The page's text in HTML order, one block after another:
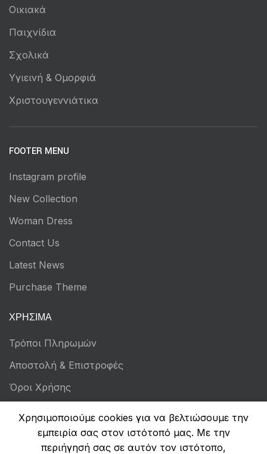
Οικιακά
Παιχνίδια
Σχολικά
Υγιεινή & Ομορφιά
Χριστουγεννιάτικα
FOOTER MENU
Instagram profile
New Collection
Woman Dress
Contact Us
Latest News
Purchase Theme
ΧΡΉΣΙΜΑ
Τρόποι Πληρωμών
Αποστολή & Επιστροφές
Όροι Χρήσης
Ασφάλεια Συναλλαγών
Χρησιμοποιούμε cookies για να βελτιώσουμε την
εμπειρία σας στον ιστότοπό μας. Με την
περιήγησή σας σε αυτόν τον ιστότοπο,